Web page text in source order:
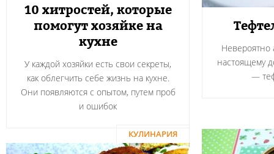
10 хитростей, которые
помогут хозяйке на
кухне
У каждой хозяйки есть свои секреты,
как облегчить себе жизнь на кухне.
Они появляются с опытом, путем проб
и ошибок
Невероятно
настоящему
―
КУЛИНАРИЯ